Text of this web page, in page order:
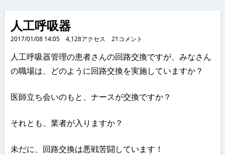
人工呼吸器
2017/01/08 14:05 4,128アクセス 21コメント
人工呼吸器管理の患者さんの回路交換ですが、みなさん
の職場は、どのように回路交換を実施していますか？
医師立ち会いのもと、ナースが交換ですか？
それとも、業者が入りますか？
未だに、回路交換は悪戦苦闘しています！